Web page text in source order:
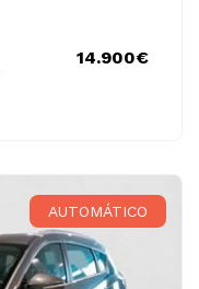
14.900€
AUTOMÁTICO